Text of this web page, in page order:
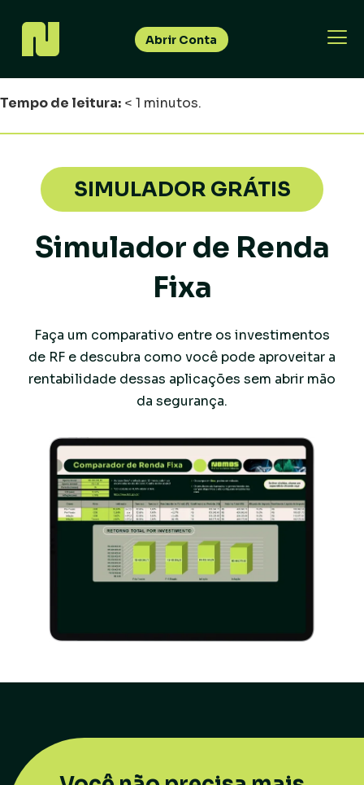
Abrir Conta
Tempo de leitura: < 1 minutos.
SIMULADOR GRÁTIS
Simulador de Renda
Fixa
Faça um comparativo entre os investimentos
de RF e descubra como você pode aproveitar a
rentabilidade dessas aplicações sem abrir mão
da segurança.